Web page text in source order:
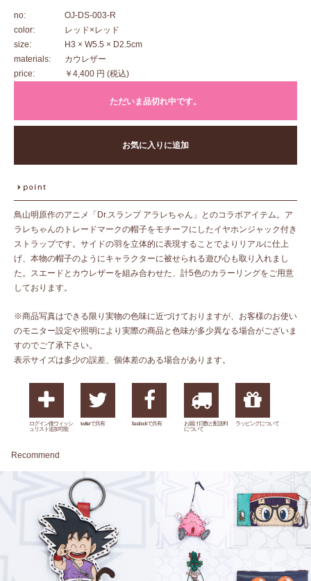
no:
OJ-DS-003-R
color:
レッド×レッド
size:
H3 × W5.5 × D2.5cm
materials:
カウレザー
price:
￥4,400 円 (税込)
ただいま品切れ中です。
お気に入りに追加
鳥山明原作のアニメ「Dr.スランプ アラレちゃん」とのコラボアイテム。ア
ラレちゃんのトレードマークの帽子をモチーフにしたイヤホンジャック付き
ストラップです。サイドの羽を立体的に表現することでよりリアルに仕上
げ、本物の帽子のようにキャラクターに被せられる遊び心も取り入れまし
た。スエードとカウレザーを組み合わせた、計5色のカラーリングをご用意
しております。
※商品写真はできる限り実物の色味に近づけておりますが、お客様のお使い
のモニター設定や照明により実際の商品と色味が多少異なる場合がございま
すのでご了承下さい。
表示サイズは多少の誤差、個体差のある場合があります。
ログイン後ウィッシ
ュリスト追加可能
twitterで共有 facebookで共有
お届け日数と配送料
について
ラッピングについて
Recommend